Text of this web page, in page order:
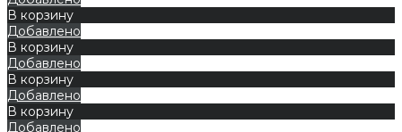
В корзину
Добавлено
В корзину
Добавлено
В корзину
Добавлено
В корзину
Добавлено